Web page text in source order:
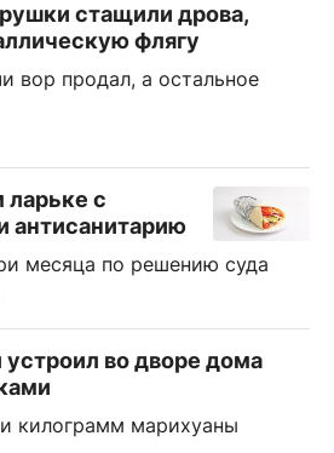
стащили дрова,
флягу
вор продал, а остальное
ларьке с
антисанитарию
месяца по решению суда
во дворе дома
килограмм марихуаны